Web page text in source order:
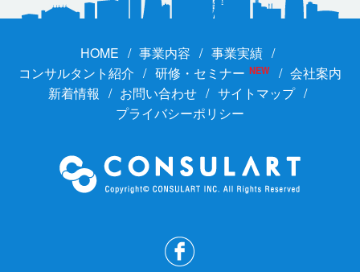
HOME 事業内容
事業実績
コンサルタント紹介
研修・セミナー NEW
会社案内
新着情報
お問い合わせ
サイトマップ
プライバシーポリシー